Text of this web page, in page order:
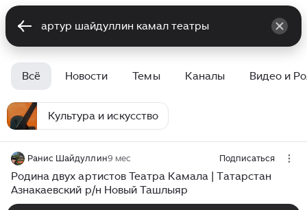
Всё Новости Темы Каналы Видео и
Культура и искусство
Ранис Шайдуллин9 мес Подписаться
Родина двух артистов Театра Камала | Татарстан
Азнакаевский р/н Новый Ташлыяр